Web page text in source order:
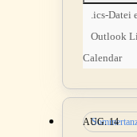
.ics-Datei
Outlook
Calendar
AUG.14